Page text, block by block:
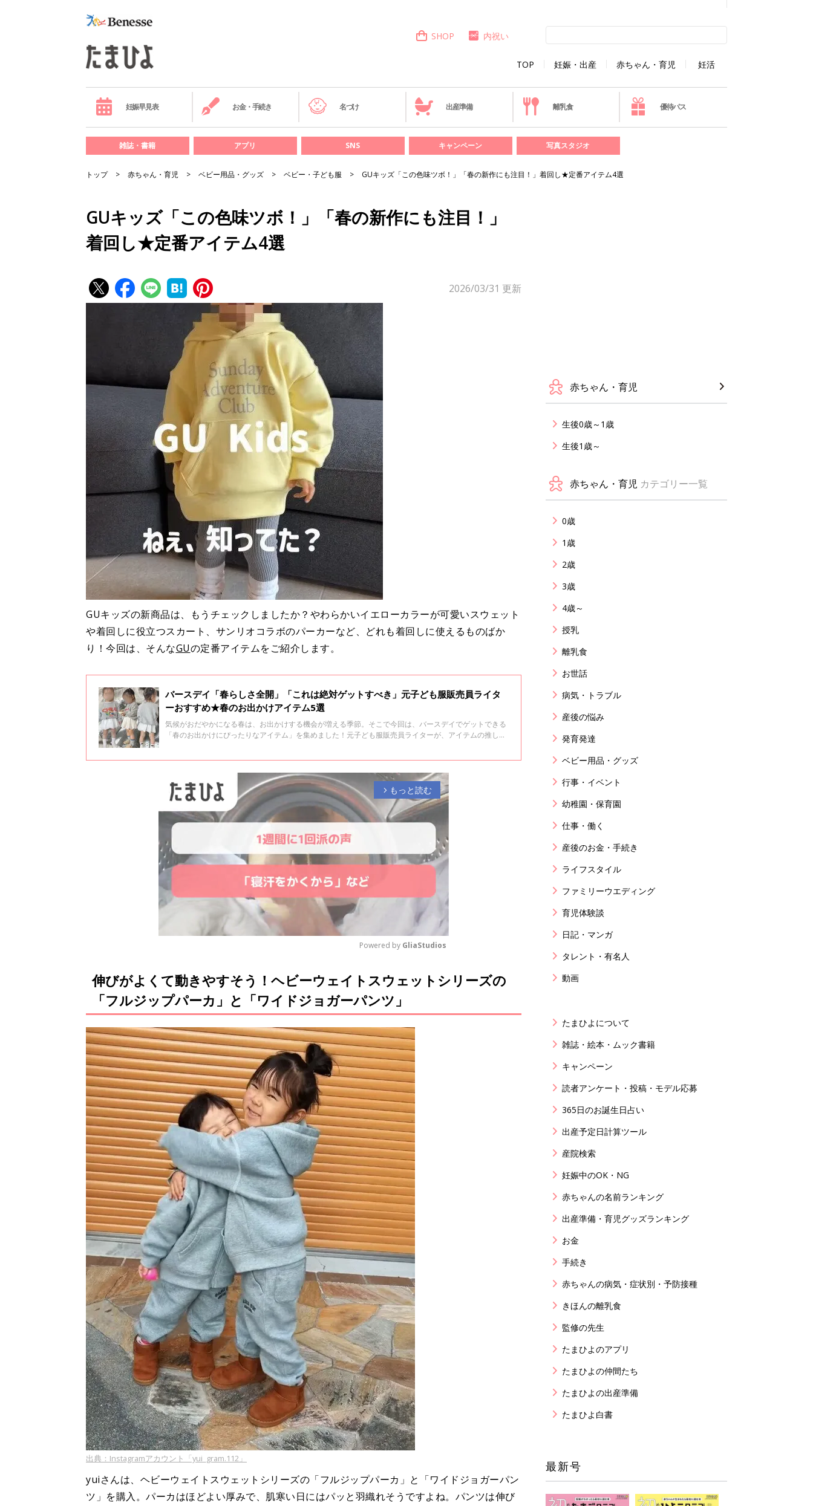
TOP 妊娠・出産 赤ちゃん・育児 妊活
SHOP 内祝い
妊娠早見表 お金・手続き 名づけ 出産準備 離乳食 優待パス
雑誌・書籍 アプリ SNS キャンペーン 写真スタジオ
トップ 赤ちゃん・育児 ベビー用品・グッズ ベビー・子ども服 GUキッズ「この色味ツボ！」「春の新作にも注目！」着回し★定番アイテム4選
GUキッズ「この色味ツボ！」「春の新作にも注目！」
着回し★定番アイテム4選
2026/03/31 更新
GUキッズの新商品は、もうチェックしましたか？やわらかいイエローカラーが可愛いスウェット
や着回しに役立つスカート、サンリオコラボのパーカーなど、どれも着回しに使えるものばか
り！今回は、そんなGUの定番アイテムをご紹介します。
バースデイ「春らしさ全開」「これは絶対ゲットすべき」元子ども服販売員ライタ
ーおすすめ★春のお出かけアイテム5選
気候がおだやかになる春は、お出かけする機会が増える季節。そこで今回は、バースデイでゲットできる
「春のお出かけにぴったりなアイテム」を集めました！元子ども服販売員ライターが、アイテムの推しポ
arrow_forward_ios もっと読む
M
u
t
e
Powered by GliaStudios
伸びがよくて動きやすそう！ヘビーウェイトスウェットシリーズの
「フルジップパーカ」と「ワイドジョガーパンツ」
出典：Instagramアカウント「yui_gram.112」
yuiさんは、ヘビーウェイトスウェットシリーズの「フルジップパーカ」と「ワイドジョガーパン
ツ」を購入。パーカはほどよい厚みで、肌寒い日にはパッと羽織れそうですよね。パンツは伸び
赤ちゃん・育児
生後0歳～1歳
生後1歳～
赤ちゃん・育児 カテゴリー一覧
0歳
1歳
2歳
3歳
4歳～
授乳
離乳食
お世話
病気・トラブル
産後の悩み
発育発達
ベビー用品・グッズ
行事・イベント
幼稚園・保育園
仕事・働く
産後のお金・手続き
ライフスタイル
ファミリーウエディング
育児体験談
日記・マンガ
タレント・有名人
動画
たまひよについて
雑誌・絵本・ムック書籍
キャンペーン
読者アンケート・投稿・モデル応募
365日のお誕生日占い
出産予定日計算ツール
産院検索
妊娠中のOK・NG
赤ちゃんの名前ランキング
出産準備・育児グッズランキング
お金
手続き
赤ちゃんの病気・症状別・予防接種
きほんの離乳食
監修の先生
たまひよのアプリ
たまひよの仲間たち
たまひよの出産準備
たまひよ白書
最新号